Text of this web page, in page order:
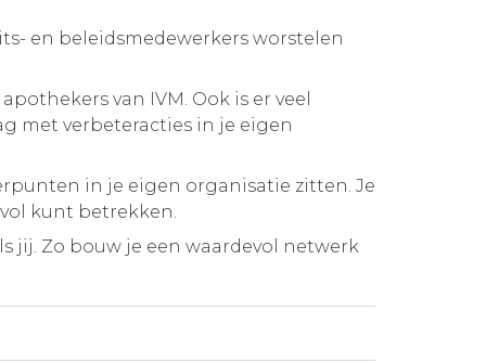
en beleidsmedewerkers worstelen
van IVM. Ook is er veel
met verbeteracties in je eigen
in je eigen organisatie zitten. Je
kunt betrekken.
jij. Zo bouw je een waardevol netwerk